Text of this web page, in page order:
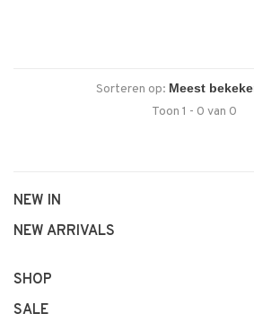
Sorteren op:
Toon 1 - 0 van 0
NEW IN
NEW ARRIVALS
SHOP
SALE